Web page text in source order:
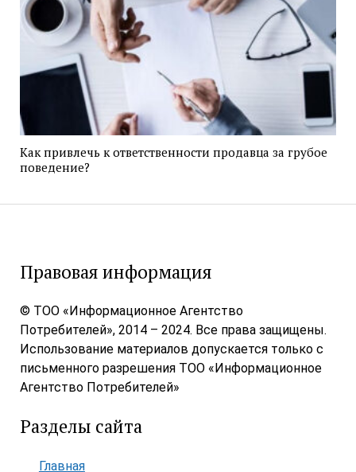
Как привлечь к ответственности продавца за грубое
поведение?
Правовая информация
© ТОО «Информационное Агентство
Потребителей», 2014 – 2024. Все права защищены.
Использование материалов допускается только с
письменного разрешения ТОО «Информационное
Агентство Потребителей»
Разделы сайта
Главная